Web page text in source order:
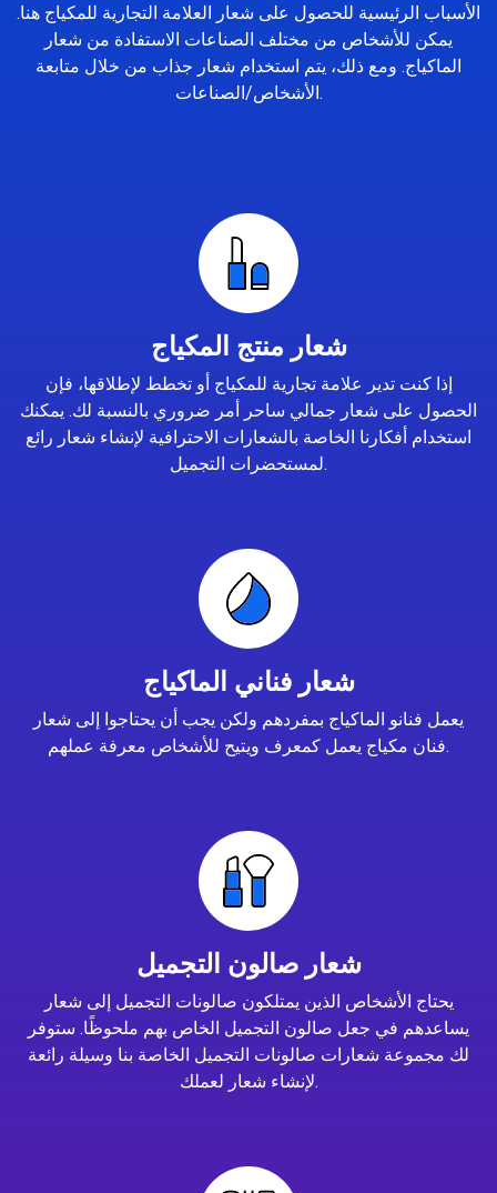
الأسباب الرئيسية للحصول على شعار العلامة التجارية للمكياج هنا.
يمكن للأشخاص من مختلف الصناعات الاستفادة من شعار
الماكياج. ومع ذلك، يتم استخدام شعار جذاب من خلال متابعة
الأشخاص/الصناعات.
شعار منتج المكياج
إذا كنت تدير علامة تجارية للمكياج أو تخطط لإطلاقها، فإن
الحصول على شعار جمالي ساحر أمر ضروري بالنسبة لك. يمكنك
استخدام أفكارنا الخاصة بالشعارات الاحترافية لإنشاء شعار رائع
لمستحضرات التجميل.
شعار فناني الماكياج
يعمل فنانو الماكياج بمفردهم ولكن يجب أن يحتاجوا إلى شعار
فنان مكياج يعمل كمعرف ويتيح للأشخاص معرفة عملهم.
شعار صالون التجميل
يحتاج الأشخاص الذين يمتلكون صالونات التجميل إلى شعار
يساعدهم في جعل صالون التجميل الخاص بهم ملحوظًا. ستوفر
لك مجموعة شعارات صالونات التجميل الخاصة بنا وسيلة رائعة
لإنشاء شعار لعملك.